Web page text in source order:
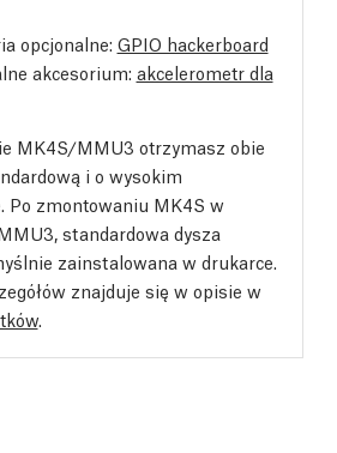
opcjonalne: GPIO hackerboard
akcesorium: akcelerometr dla
MK4S/MMU3 otrzymasz obie
i o wysokim
Po zmontowaniu MK4S w
standardowa dysza
zainstalowana w drukarce.
znajduje się w opisie w
.